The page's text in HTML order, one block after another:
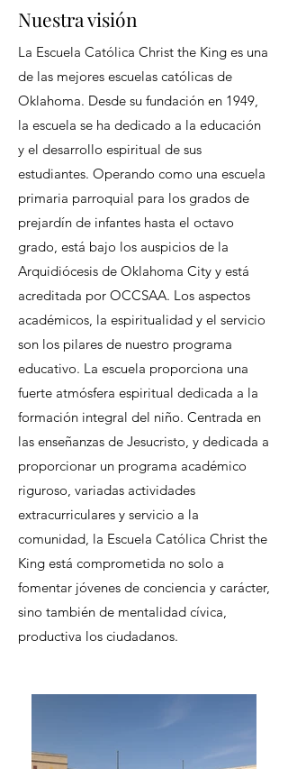
Nuestra visión
La Escuela Católica Christ the King es una
de las mejores escuelas católicas de
Oklahoma. Desde su fundación en 1949,
la escuela se ha dedicado a la educación
y el desarrollo espiritual de sus
estudiantes. Operando como una escuela
primaria parroquial para los grados de
prejardín de infantes hasta el octavo
grado, está bajo los auspicios de la
Arquidiócesis de Oklahoma City y está
acreditada por OCCSAA. Los aspectos
académicos, la espiritualidad y el servicio
son los pilares de nuestro programa
educativo. La escuela proporciona una
fuerte atmósfera espiritual dedicada a la
formación integral del niño. Centrada en
las enseñanzas de Jesucristo, y dedicada a
proporcionar un programa académico
riguroso, variadas actividades
extracurriculares y servicio a la
comunidad, la Escuela Católica Christ the
King está comprometida no solo a
fomentar jóvenes de conciencia y carácter,
sino también de mentalidad cívica,
productiva los ciudadanos.